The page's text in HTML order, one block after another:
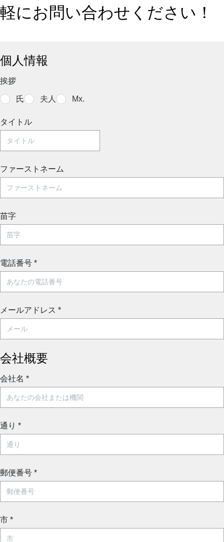
軽にお問い合わせください！
個人情報
挨拶
氏 夫人 Mx.
タイトル
ファーストネーム
苗字
電話番号 *
メールアドレス *
会社概要
会社名 *
通り *
郵便番号 *
市 *